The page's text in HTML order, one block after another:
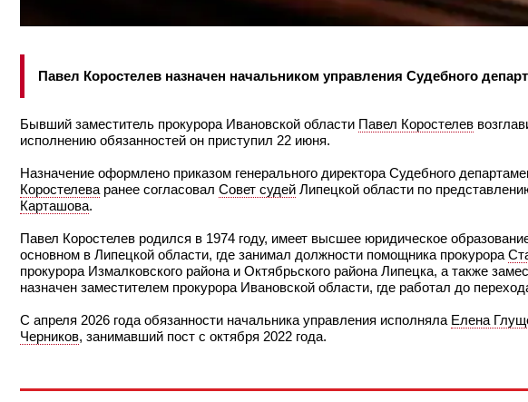
Павел Коростелев назначен начальником управления Судебного
Бывший заместитель прокурора Ивановской области Павел Коростелев
исполнению обязанностей он приступил 22 июня.
Назначение оформлено приказом генерального директора Судебного
Коростелева ранее согласовал Совет судей Липецкой области по
Карташова.
Павел Коростелев родился в 1974 году, имеет высшее юридическое
основном в Липецкой области, где занимал должности помощника прокурора
прокурора Измалковского района и Октябрьского района Липецка, а также
назначен заместителем прокурора Ивановской области, где работал до
С апреля 2026 года обязанности начальника управления исполняла Елена
Черников, занимавший пост с октября 2022 года.